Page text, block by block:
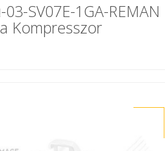
SV07E-1GA-REMAN
Kompresszor